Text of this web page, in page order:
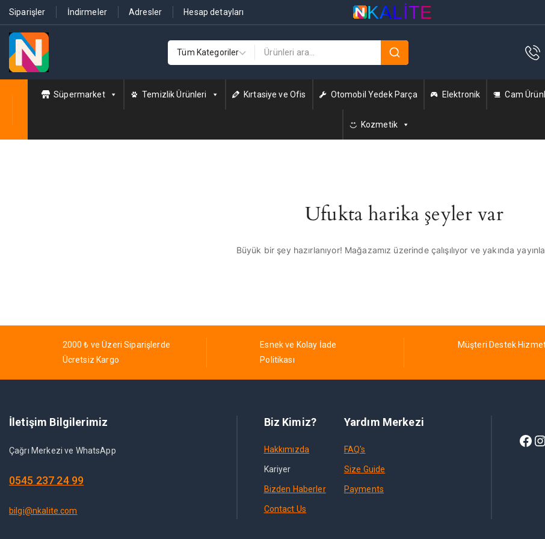
Siparişler İndirmeler Adresler Hesap detayları KALITE
Süpermarket Temizlik Ürünleri Kırtasiye ve Ofis Otomobil Yedek Parça Elektronik Cam
Kozmetik
Ufukta harika şeyler var
Büyük bir şey hazırlanıyor! Mağazamız üzerinde çalışılıyor ve yakında
2000 ₺ ve Üzeri Siparişlerde
Ücretsiz Kargo
Esnek ve Kolay İade
Politikası
Müşteri Destek
İletişim Bilgilerimiz
Çağrı Merkezi ve WhatsApp
0545 237 24 99
bilgi@nkalite.com
Biz Kimiz?
Hakkımızda
Kariyer
Bizden Haberler
Contact Us
Yardım Merkezi
FAQ's
Size Guide
Payments